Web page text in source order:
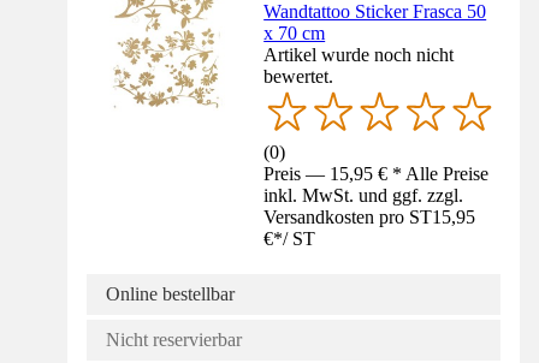
Wandtattoo Sticker Frasca 50
x 70 cm
Artikel wurde noch nicht
bewertet.
(0)
Preis — 15,95 € * Alle Preise
inkl. MwSt. und ggf. zzgl.
Versandkosten pro ST15,95
€*/ ST
Online bestellbar
Nicht reservierbar